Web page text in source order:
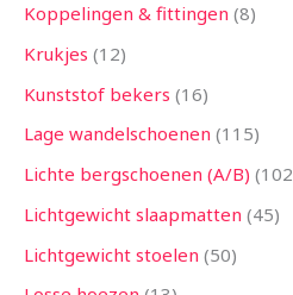
Koppelingen & fittingen 8
Krukjes 12
Kunststof bekers 16
Lage wandelschoenen 115
Lichte bergschoenen (A/B) 102
Lichtgewicht slaapmatten 45
Lichtgewicht stoelen 50